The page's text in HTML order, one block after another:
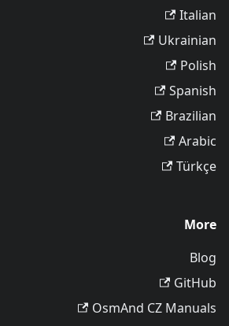
Italian
Ukrainian
Polish
Spanish
Brazilian
Arabic
Türkçe
More
Blog
GitHub
OsmAnd CZ Manuals